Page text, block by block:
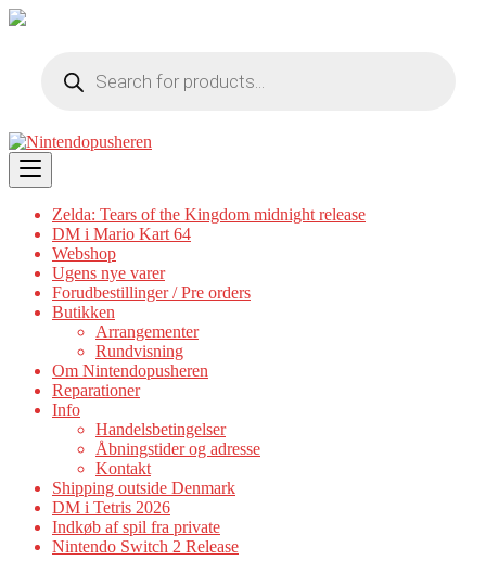
search
Skip
to
content
Zelda: Tears of the Kingdom midnight release
DM i Mario Kart 64
Webshop
Ugens nye varer
Forudbestillinger / Pre orders
Butikken
Arrangementer
Rundvisning
Om Nintendopusheren
Reparationer
Info
Handelsbetingelser
Åbningstider og adresse
Kontakt
Shipping outside Denmark
DM i Tetris 2026
Indkøb af spil fra private
Nintendo Switch 2 Release